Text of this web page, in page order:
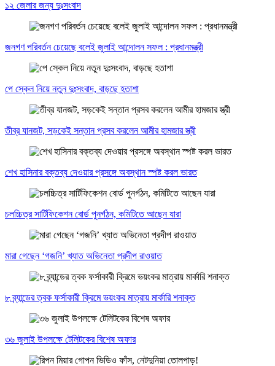
১২ জেলার জন্য দুঃসংবাদ
জনগণ পরিবর্তন চেয়েছে বলেই জুলাই আন্দোলন সফল : প্রধানমন্ত্রী
পে স্কেল নিয়ে নতুন দুঃসংবাদ, বাড়ছে হতাশা
তীব্র যানজট, সড়কেই সন্তান প্রসব করলেন আমীর হামজার স্ত্রী
শেখ হাসিনার বক্তব্য দেওয়ার প্রসঙ্গে অবস্থান স্পষ্ট করল ভারত
চলচ্চিত্র সার্টিফিকেশন বোর্ড পুনর্গঠন, কমিটিতে আছেন যারা
মারা গেছেন ‘গজনি’ খ্যাত অভিনেতা প্রদীপ রাওয়াত
৮ ব্র্যান্ডের ত্বক ফর্সাকারী ক্রিমে ভয়ংকর মাত্রায় মার্কারি শনাক্ত
৩৬ জুলাই উপলক্ষে টেলিটকের বিশেষ অফার